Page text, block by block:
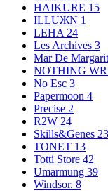
HAIKURE 15
ILLUЖN 1
LEHA 24
Les Archives 3
Mar De
NOTHING
No Esc 3
Papermoon 4
Precise 2
R2W 24
Skills&Genes 23
TONET 13
Totti Store 42
Umarmung 39
Windsor. 8